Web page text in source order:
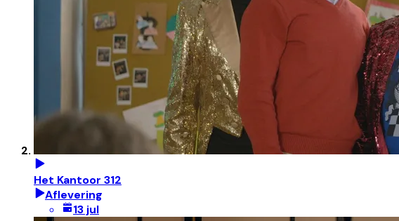
Het Kantoor 312
Aflevering
13 jul